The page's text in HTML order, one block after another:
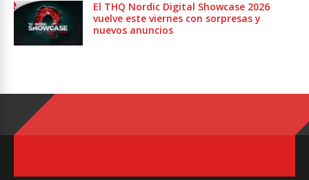
El THQ Nordic Digital Showcase 2026
vuelve este viernes con sorpresas y
nuevos anuncios